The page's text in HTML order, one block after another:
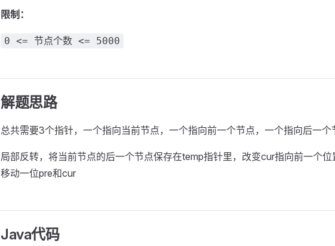
限制：
0 <= 节点个数 <= 5000
解题思路
总共需要3个指针，一个指向当前节点，一个指向前一个节点，一个指向后一个
局部反转，将当前节点的后一个节点保存在temp指针里，改变cur指向前一个
移动一位pre和cur
Java代码